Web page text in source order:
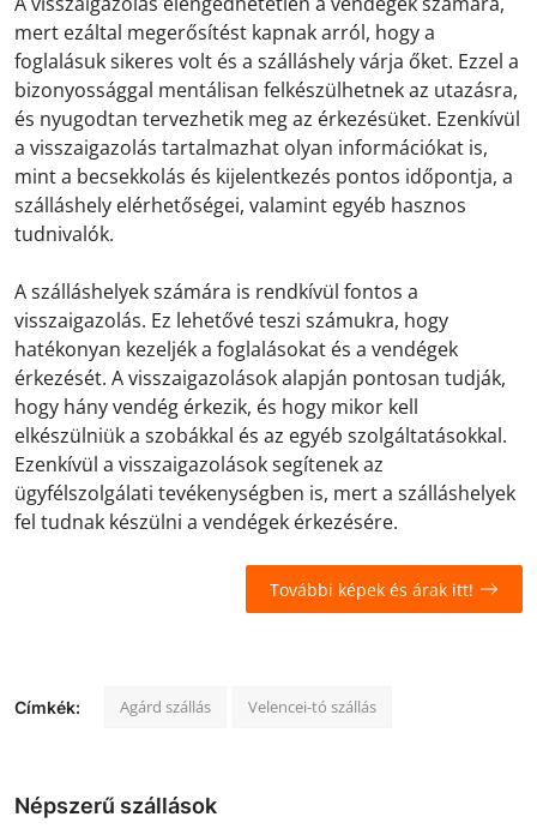
mert ezáltal megerősítést kapnak arról, hogy a
foglalásuk sikeres volt és a szálláshely várja őket. Ezzel a
bizonyossággal mentálisan felkészülhetnek az utazásra,
és nyugodtan tervezhetik meg az érkezésüket. Ezenkívül
a visszaigazolás tartalmazhat olyan információkat is,
mint a becsekkolás és kijelentkezés pontos időpontja, a
szálláshely elérhetőségei, valamint egyéb hasznos
tudnivalók.
A szálláshelyek számára is rendkívül fontos a
visszaigazolás. Ez lehetővé teszi számukra, hogy
hatékonyan kezeljék a foglalásokat és a vendégek
érkezését. A visszaigazolások alapján pontosan tudják,
hogy hány vendég érkezik, és hogy mikor kell
elkészülniük a szobákkal és az egyéb szolgáltatásokkal.
Ezenkívül a visszaigazolások segítenek az
ügyfélszolgálati tevékenységben is, mert a szálláshelyek
fel tudnak készülni a vendégek érkezésére.
További képek és árak itt!
Címkék: Agárd szállás Velencei-tó szállás
Népszerű szállások